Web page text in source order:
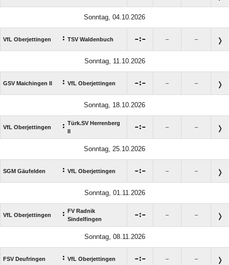
Sonntag, 04.10.2026
VfL Oberjettingen : TSV Waldenbuch : – –
Sonntag, 11.10.2026
GSV Maichingen II : VfL Oberjettingen : – –
Sonntag, 18.10.2026
VfL Oberjettingen : Türk.SV Herrenberg
II
: – –
Sonntag, 25.10.2026
SGM Gäufelden : VfL Oberjettingen : – –
Sonntag, 01.11.2026
VfL Oberjettingen : FV Radnik
Sindelfingen
: – –
Sonntag, 08.11.2026
FSV Deufringen : VfL Oberjettingen : – –